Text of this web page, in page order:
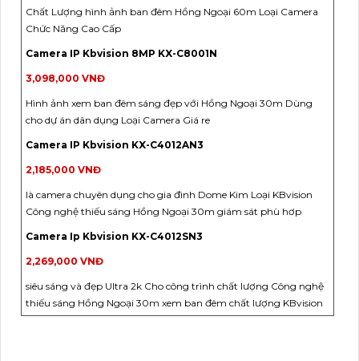
Chất Lượng hình ảnh ban đêm Hồng Ngoại 60m Loại Camera
Chức Năng Cao Cấp
Camera IP Kbvision 8MP KX-C8001N
3,098,000 VNĐ
Hình ảnh xem ban đêm sáng đẹp với Hồng Ngoại 30m Dùng
cho dự án dân dụng Loại Camera Giá re
Camera IP Kbvision KX-C4012AN3
2,185,000 VNĐ
là camera chuyên dụng cho gia đình Dome Kim Loại KBvision
Công nghệ thiếu sáng Hồng Ngoại 30m giám sát phù hơp
Camera Ip Kbvision KX-C4012SN3
2,269,000 VNĐ
siêu sáng và đẹp Ultra 2k Cho công trình chất lượng Công nghệ
thiếu sáng Hồng Ngoại 30m xem ban đêm chất lượng KBvision